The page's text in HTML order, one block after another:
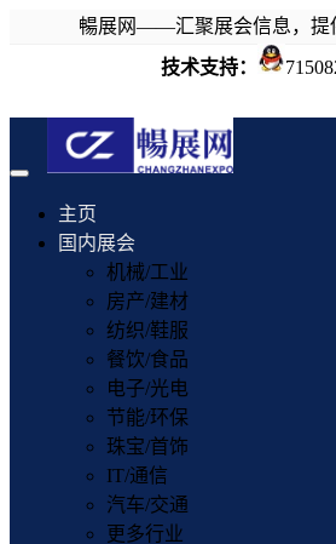
暢展网——汇聚展会信息，提
技术支持：
Toggle
navigation
主页
国内展会
机械/工业
房产/建材
纺织/鞋服
餐饮/食品
电子/光电
节能/环保
珠宝/首饰
IT/通信
汽车/交通
更多行业